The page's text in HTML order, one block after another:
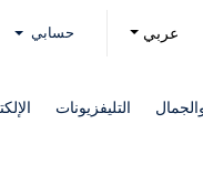
عربي حسابي
التليفزيونات